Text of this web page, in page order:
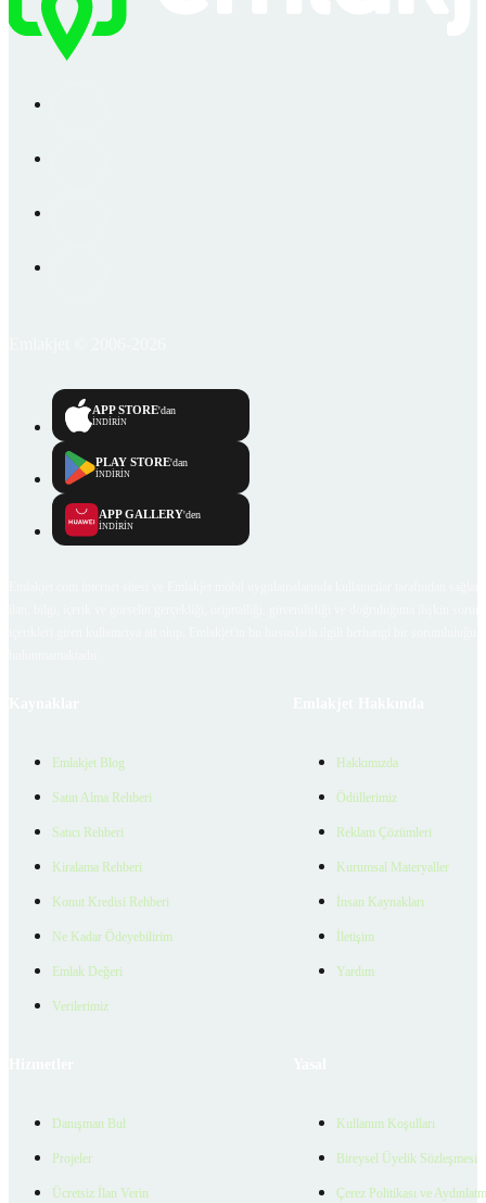
APP STORE'dan
İNDİRİN
PLAY STORE'dan
İNDİRİN
APP GALLERY'den
İNDİRİN
Emlakjet Blog
Satın Alma Rehberi
Satıcı Rehberi
Kiralama Rehberi
Konut Kredisi Rehberi
Ne Kadar Ödeyebilirim
Emlak Değeri
Verilerimiz
Hakkımızda
Ödüllerimiz
Reklam Çözümleri
Kurumsal Materyaller
İnsan Kaynakları
İletişim
Yardım
Danışman Bul
Projeler
Ücretsiz İlan Verin
Kullanım Koşulları
Bireysel Üyelik Sözleşmesi
Çerez Politikası ve